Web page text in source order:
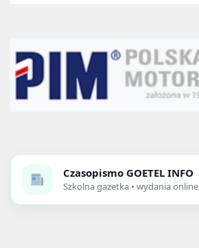
Czasopismo GOETEL INFO
Szkolna gazetka • wydania online